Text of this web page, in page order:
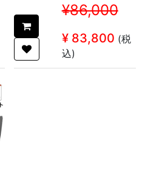
8100/WIFI/Bluetooth/32GB/
(整備済み品)
¥86,000
¥ 83,800 (税
込)